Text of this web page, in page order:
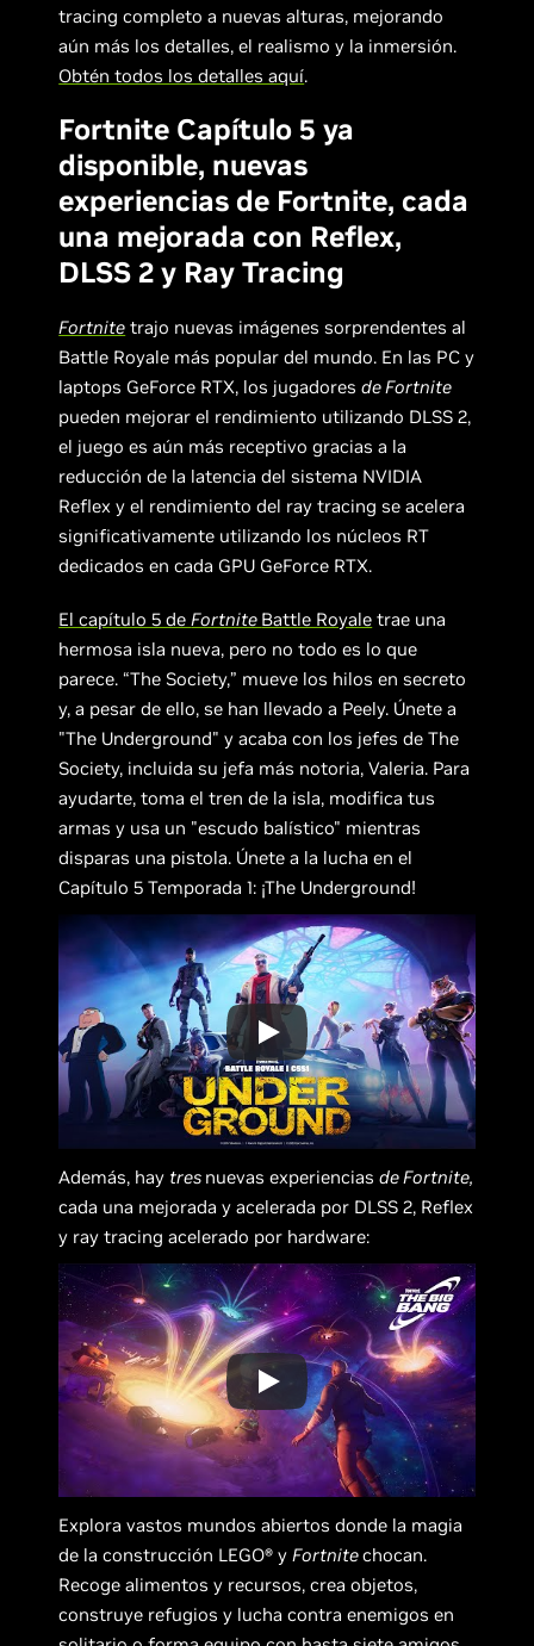
tracing completo a nuevas alturas, mejorando
aún más los detalles, el realismo y la inmersión.
Obtén todos los detalles aquí.
Fortnite Capítulo 5 ya
disponible, nuevas
experiencias de Fortnite, cada
una mejorada con Reflex,
DLSS 2 y Ray Tracing
Fortnite trajo nuevas imágenes sorprendentes al
Battle Royale más popular del mundo. En las PC y
laptops GeForce RTX, los jugadoresde Fortnite
pueden mejorar el rendimiento utilizando DLSS 2,
el juego es aún más receptivo gracias a la
reducción de la latencia del sistema NVIDIA
Reflex y el rendimiento del ray tracing se acelera
significativamente utilizando los núcleos RT
dedicados en cada GPU GeForce RTX.
El capítulo 5 deFortnite Battle Royale trae una
hermosa isla nueva, pero no todo es lo que
parece. “The Society,” mueve los hilos en secreto
y, a pesar de ello, se han llevado a Peely. Únete a
"The Underground" y acaba con los jefes de The
Society, incluida su jefa más notoria, Valeria. Para
ayudarte, toma el tren de la isla, modifica tus
armas y usa un "escudo balístico" mientras
disparas una pistola. Únete a la lucha en el
Capítulo 5 Temporada 1: ¡The Underground!
Además, hay tres nuevas experienciasde Fortnite,
cada una mejorada y acelerada por DLSS 2, Reflex
y ray tracing acelerado por hardware:
Explora vastos mundos abiertos donde la magia
de la construcción LEGO® yFortnitechocan.
Recoge alimentos y recursos, crea objetos,
construye refugios y lucha contra enemigos en